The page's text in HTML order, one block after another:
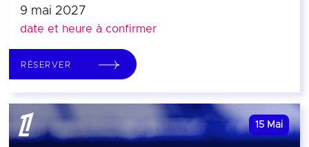
9 mai 2027
date et heure à confirmer
RÉSERVER
15 Mai